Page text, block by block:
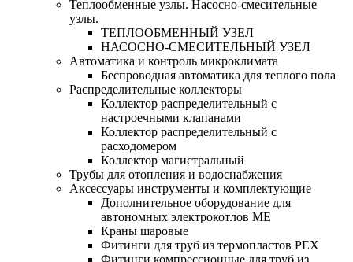
Теплообменные узлы. Насосно-смесительные
узлы.
ТЕПЛООБМЕННЫЙ УЗЕЛ
НАСОСНО-СМЕСИТЕЛЬНЫЙ УЗЕЛ
Автоматика и контроль микроклимата
Беспроводная автоматика для теплого пола
Распределительные коллекторы
Коллектор распределительный с
настроечными клапанами
Коллектор распределительный с
расходомером
Коллектор магистральный
Трубы для отопления и водоснабжения
Аксессуары инструменты и комплектующие
Дополнительное оборудование для
автономных электрокотлов МЕ
Краны шаровые
Фитинги для труб из термопластов PEX
Фитинги компрессионные для труб из